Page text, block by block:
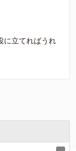
に立てればうれ